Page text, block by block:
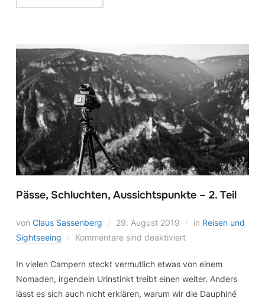
Pässe, Schluchten, Aussichtspunkte – 2. Teil
von Claus Sassenberg 29. August 2019 in Reisen und
Sightseeing
Kommentare sind deaktiviert
In vielen Campern steckt vermutlich etwas von einem
Nomaden, irgendein Urinstinkt treibt einen weiter. Anders
lässt es sich auch nicht erklären, warum wir die Dauphiné